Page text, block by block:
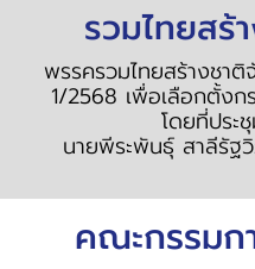
รวมไทยสร้
พรรครวมไทยสร้างชา
1/2568 เพื่อเลือกตั้งก
โดยที่ประ
นายพีระพันธุ์ สาลีรัฐ
คณะกรรมก